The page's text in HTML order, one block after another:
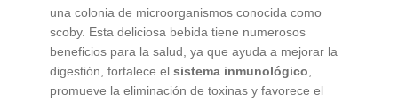
una colonia de microorganismos conocida como
scoby. Esta deliciosa bebida tiene numerosos
beneficios para la salud, ya que ayuda a mejorar la
digestión, fortalece elsistema inmunológico
promueve la eliminación de toxinas y favorece el